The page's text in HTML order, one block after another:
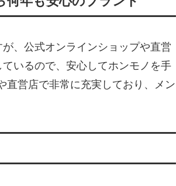
、公式オンラインショップや直営
いるので、安心してホンモノを手
直営店で非常に充実しており、メン